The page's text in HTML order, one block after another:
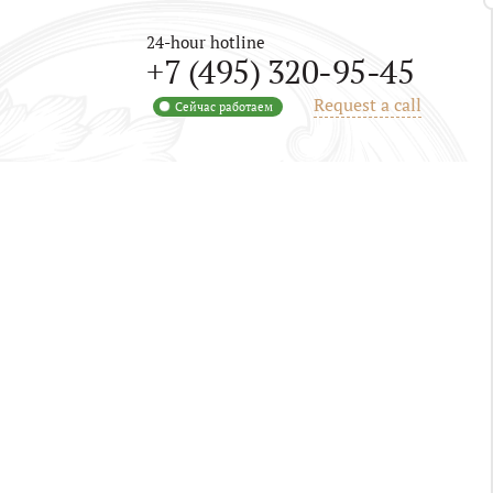
24-hour hotline
+7 (495) 320-95-45
Request a call
Сейчас работаем